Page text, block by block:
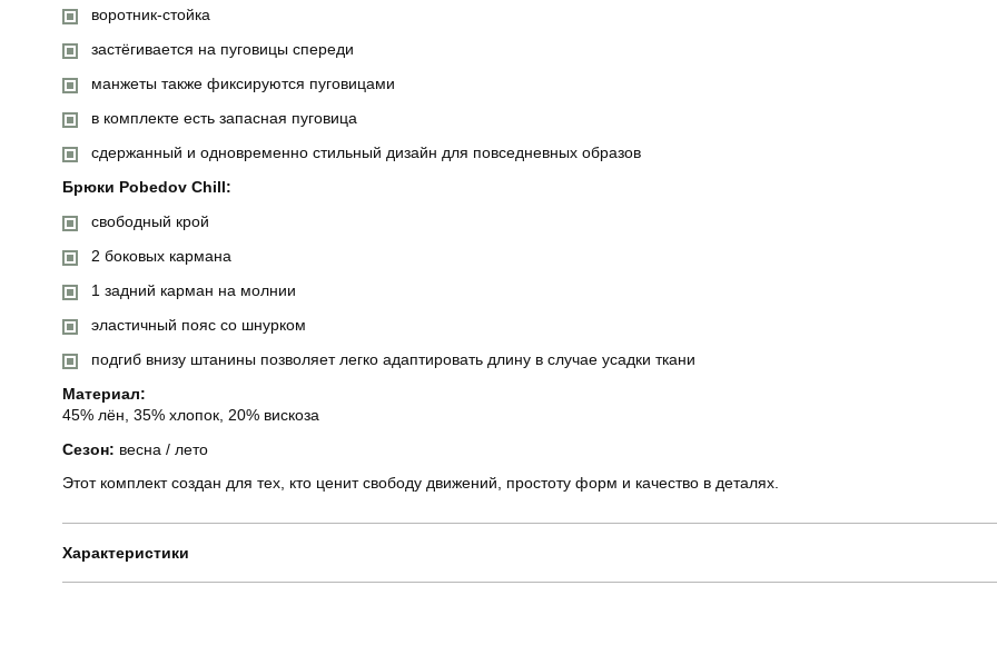
воротник-стойка
застёгивается на пуговицы спереди
манжеты также фиксируются пуговицами
в комплекте есть запасная пуговица
сдержанный и одновременно стильный дизайн для повседневных образов
Брюки Pobedov Chill:
свободный крой
2 боковых кармана
1 задний карман на молнии
эластичный пояс со шнурком
подгиб внизу штанины позволяет легко адаптировать длину в случае усадки ткани
Материал:
45% лён, 35% хлопок, 20% вискоза
Сезон: весна / лето
Этот комплект создан для тех, кто ценит свободу движений, простоту форм и качество в деталях.
Характеристики